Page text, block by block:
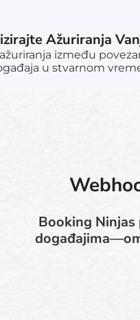
Ažuriranja
između
u stvarnom
Booking